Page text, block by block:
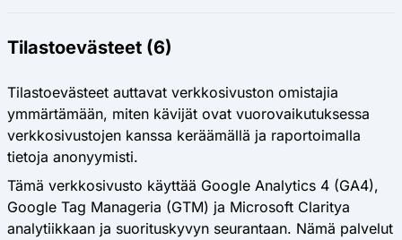
Tilastoevästeet (6)
Tilastoevästeet auttavat verkkosivuston omistajia
ymmärtämään, miten kävijät ovat vuorovaikutuksessa
verkkosivustojen kanssa keräämällä ja raportoimalla
tietoja anonyymisti.
Tämä verkkosivusto käyttää Google Analytics 4 (GA4),
Google Tag Manageria (GTM) ja Microsoft Claritya
analytiikkaan ja suorituskyvyn seurantaan. Nämä palvelut